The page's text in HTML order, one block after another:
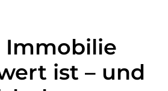
Immobilie
ist – und